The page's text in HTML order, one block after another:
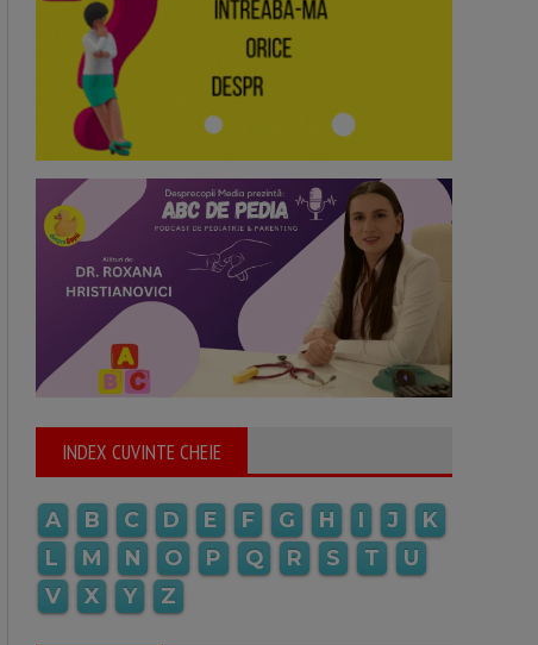
INDEX CUVINTE CHEIE
A B C D E F G H I J
K
L
M N O P Q R S T
U
V
X Y Z